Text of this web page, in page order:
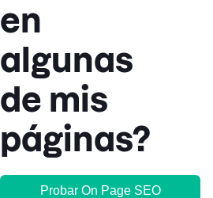
en
algunas
de mis
páginas?
Probar On Page SEO